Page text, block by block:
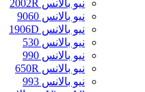
نيو بالانس 2002R
نيو بالانس 9060
نيو بالانس 1906D
نيو بالانس 530
نيو بالانس 990
نيو بالانس 650R
نيو بالانس 993